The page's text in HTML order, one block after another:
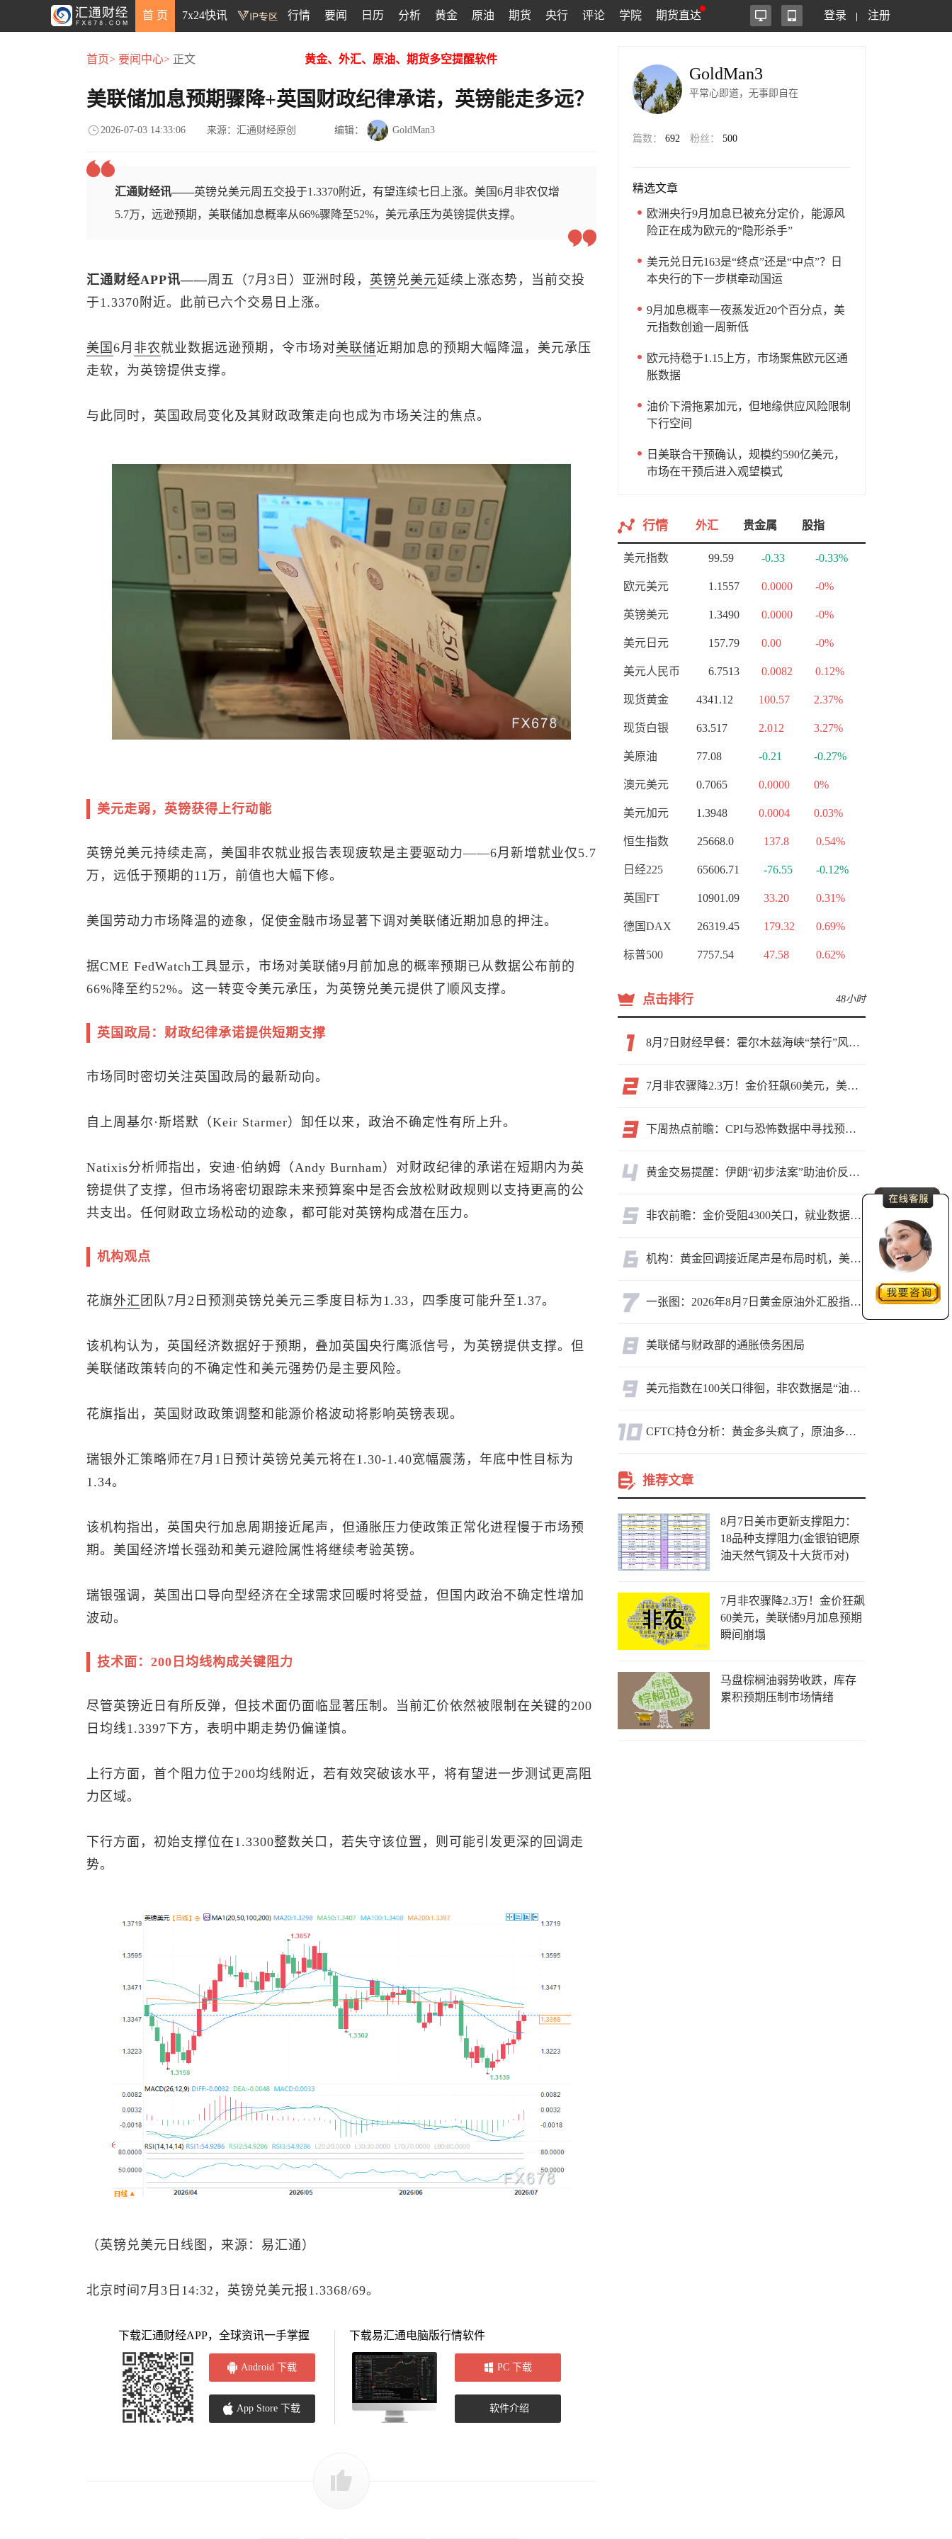
首 页 7x24快讯 行情 要闻 日历 分析 黄金 原油 期货 央行 评论 学院 期货直达 登录 注册
首页> 要闻中心> 正文 黄金、外汇、原油、期货多空提醒软件
美联储加息预期骤降+英国财政纪律承诺，英镑能走多远？
2026-07-03 14:33:06 来源：汇通财经原创 编辑： GoldMan3
汇通财经讯——英镑兑美元周五交投于1.3370附近，有望连续七日上涨。美国6月非农仅增
5.7万，远逊预期，美联储加息概率从66%骤降至52%，美元承压为英镑提供支撑。
汇通财经APP讯——周五（7月3日）亚洲时段， 英镑 兑美元延续上涨态势，当前交投
于1.3370附近。此前已六个交易日上涨。
美国 6月 非农就业数据远逊预期，令市场对美联储近期加息的预期大幅降温，美元承压
走软，为英镑提供支撑。
与此同时，英国政局变化及其财政政策走向也成为市场关注的焦点。
美元走弱，英镑获得上行动能
英镑兑美元持续走高，美国非农就业报告表现疲软是主要驱动力——6月新增就业仅5.7
万，远低于预期的11万，前值也大幅下修。
美国劳动力市场降温的迹象，促使金融市场显著下调对美联储近期加息的押注。
据CME FedWatch工具显示，市场对美联储9月前加息的概率预期已从数据公布前的
66%降至约52%。这一转变令美元承压，为英镑兑美元提供了顺风支撑。
英国政局：财政纪律承诺提供短期支撑
市场同时密切关注英国政局的最新动向。
自上周基尔·斯塔默（Keir Starmer）卸任以来，政治不确定性有所上升。
Natixis分析师指出，安迪·伯纳姆（Andy Burnham）对财政纪律的承诺在短期内为英
镑提供了支撑，但市场将密切跟踪未来预算案中是否会放松财政规则以支持更高的公
共支出。任何财政立场松动的迹象，都可能对英镑构成潜在压力。
机构观点
花旗外汇 团队7月2日预测 英镑兑美元三季度目标为1.33，四季度可能升至1.37。
该机构认为，英国经济数据好于预期，叠加英国央行鹰派信号，为英镑提供支撑。但
美联储政策转向的不确定性和美元强势仍是主要风险。
花旗指出，英国财政政策调整和能源价格波动将影响英镑表现。
瑞银外汇策略师在7月1日预计英镑兑美元将在1.30-1.40宽幅震荡，年底中性目标为
1.34。
该机构指出，英国央行加息周期接近尾声，但通胀压力使政策正常化进程慢于市场预
期。美国经济增长强劲和美元避险属性将继续考验英镑。
瑞银强调，英国出口导向型经济在全球需求回暖时将受益，但国内政治不确定性增加
波动。
技术面：200日均线构成关键阻力
尽管英镑近日有所反弹，但技术面仍面临显著压制。当前汇价依然被限制在关键的200
日均线1.3397下方，表明中期走势仍偏谨慎。
上行方面，首个阻力位于200均线附近，若有效突破该水平，将有望进一步测试更高阻
力区域。
下行方面，初始支撑位在1.3300整数关口，若失守该位置，则可能引发更深的回调走
势。
（ 英镑兑美元 日线图，来源：易汇通）
北京时间7月3日14:32， 英镑兑美元报1.3368/69。
下载汇通财经APP，全球资讯一手掌握
Android 下载
App Store 下载
下载易汇通电脑版行情软件
PC 下载
软件介绍
GoldMan3
平常心即道，无事即自在
篇数： 692 粉丝： 500
精选文章
欧洲央行9月加息已被充分定价，能源风
险正在成为欧元的“隐形杀手”
美元兑日元163是“终点”还是“中点”？日
本央行的下一步棋牵动国运
9月加息概率一夜蒸发近20个百分点，美
元指数创逾一周新低
欧元持稳于1.15上方，市场聚焦欧元区通
胀数据
油价下滑拖累加元，但地缘供应风险限制
下行空间
日美联合干预确认，规模约590亿美元，
市场在干预后进入观望模式
行情 外汇 贵金属 股指
美元指数 99.59 -0.33 -0.33%
欧元美元 1.1557 0.0000 -0%
英镑美元 1.3490 0.0000 -0%
美元日元 157.79 0.00 -0%
美元人民币 6.7513 0.0082 0.12%
现货黄金 4341.12 100.57 2.37%
现货白银 63.517 2.012 3.27%
美原油 77.08 -0.21 -0.27%
澳元美元 0.7065 0.0000 0%
美元加元 1.3948 0.0004 0.03%
恒生指数 25668.0 137.8 0.54%
日经225 65606.71 -76.55 -0.12%
英国FT 10901.09 33.20 0.31%
德国DAX 26319.45 179.32 0.69%
标普500 7757.54 47.58 0.62%
点击排行 48小时
8月7日财经早餐：霍尔木兹海峡“禁行”风波再起，油价急涨金价承压，非农夜市场博弈加剧
7月非农骤降2.3万！金价狂飙60美元，美联储9月加息预期瞬间崩塌
下周热点前瞻：CPI与恐怖数据中寻找预期差
黄金交易提醒：伊朗“初步法案”助油价反弹逾3%，金价小幅承压，非农重磅来袭！
非农前瞻：金价受阻4300关口，就业数据是“火上浇油”还是“釜底抽薪”？
机构：黄金回调接近尾声是布局时机，美元后市或走弱转为利多因素
一张图：2026年8月7日黄金原油外汇股指“枢纽点+多空持仓信号”一览
美联储与财政部的通胀债务困局
美元指数在100关口徘徊，非农数据是“油门”还是“刹车”？
CFTC持仓分析：黄金多头疯了，原油多头跑了，日元空头投降了！
推荐文章
8月7日美市更新支撑阻力：
18品种支撑阻力(金银铂钯原
油天然气铜及十大货币对)
7月非农骤降2.3万！金价狂飙
60美元，美联储9月加息预期
瞬间崩塌
马盘棕榈油弱势收跌，库存
累积预期压制市场情绪